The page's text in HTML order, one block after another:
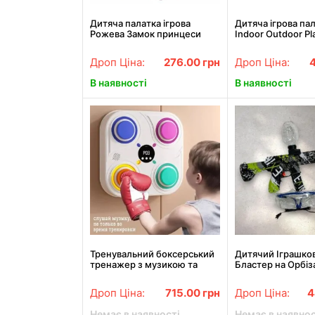
Дитяча палатка ігрова
Рожева Замок принцеси
Дроп Ціна: 276.00 грн
В наявності
Дитяча ігрова
Indoor Outdoor
Дроп Ціна:
В наявності
Тренувальний боксерський
тренажер з музикою та
боксу
Дроп Ціна: 715.00 грн
Дитячий
Бластер на
Дроп Ціна: